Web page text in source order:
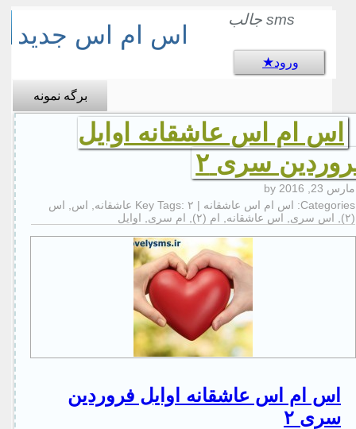
اس ام اس جدید
sms جالب
ورود
برگه نمونه
اس ام اس عاشقانه اوایل
سری ۲
مارس 23, 2016
by
Categories:
اس ام اس عاشقانه | Key Tags: ۲ عاشقانه , اس, اس
(۲)
, اس سری, اس عاشقانه, ام (۲) , ام سری, اوایل
اس ام اس عاشقانه اوایل فروردین
سری ۲